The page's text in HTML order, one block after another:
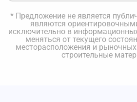
* Предложение не является
являются
исключительно в
меняться от текущего
месторасположения и
строительные